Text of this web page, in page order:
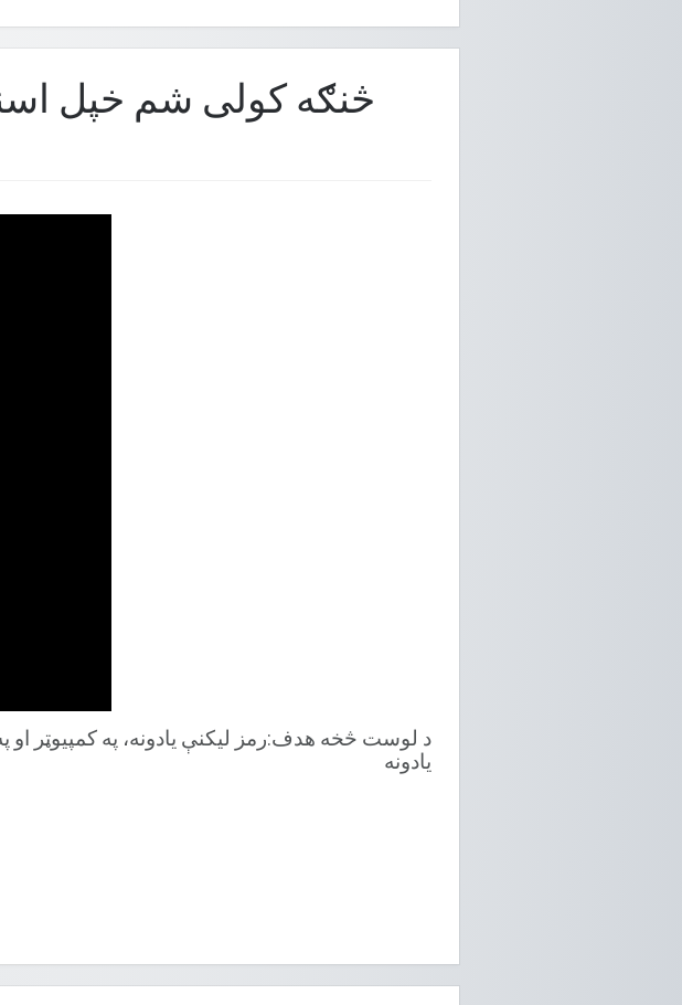
د لوست څخه هدف:رمز لیکنې یادونه، په کمپیوټر او
یادونه